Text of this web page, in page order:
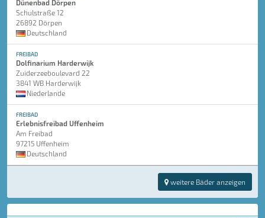
Dünenbad Dörpen
Schulstraße 12
26892 Dörpen
Deutschland
FREIBAD
Dolfinarium Harderwijk
Zuiderzeeboulevard 22
3841 WB Harderwijk
Niederlande
FREIBAD
Erlebnisfreibad Uffenheim
Am Freibad
97215 Uffenheim
Deutschland
weitere Bäder anzeigen